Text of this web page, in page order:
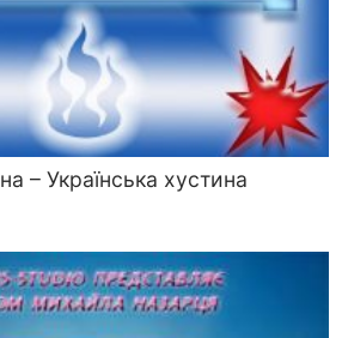
– Українська хустина